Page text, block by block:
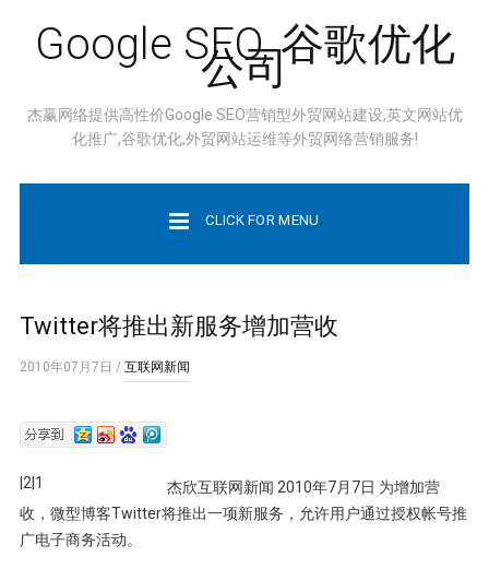
Google SEO, 谷歌优化
公司
杰赢网络提供高性价Google SEO营销型外贸网站建设,英文网站优
化推广,谷歌优化,外贸网站运维等外贸网络营销服务!
CLICK FOR MENU
Twitter将推出新服务增加营收
2010年07月7日 / 互联网新闻
|2|1
杰欣互联网新闻 2010年7月7日 为增加营
收，微型博客Twitter将推出一项新服务，允许用户通过授权帐号推
广电子商务活动。